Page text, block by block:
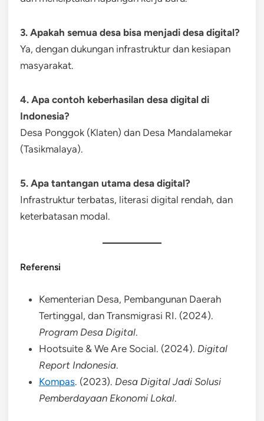
3. Apakah semua desa bisa menjadi desa digital?
Ya, dengan dukungan infrastruktur dan kesiapan
masyarakat.
4. Apa contoh keberhasilan desa digital di
Indonesia?
Desa Ponggok (Klaten) dan Desa Mandalamekar
(Tasikmalaya).
5. Apa tantangan utama desa digital?
Infrastruktur terbatas, literasi digital rendah, dan
keterbatasan modal.
Referensi
Kementerian Desa, Pembangunan Daerah
Tertinggal, dan Transmigrasi RI. (2024).
Program Desa Digital.
Hootsuite & We Are Social. (2024). Digital
Report Indonesia.
Kompas. (2023). Desa Digital Jadi Solusi
Pemberdayaan Ekonomi Lokal.